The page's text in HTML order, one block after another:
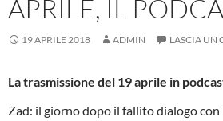
APRILE, IL
19 APRILE 2018 ADMIN LASCIA UN
La trasmissione del 19 aprile in
Zad: il giorno dopo il fallito dialogo